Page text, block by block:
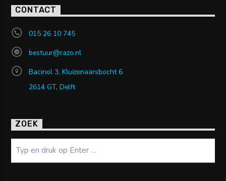
CONTACT
015 26 10 745
bestuur@razo.nl
Bacinol 3, Kluizenaarsbocht 6
2614 GT, Delft
ZOEK